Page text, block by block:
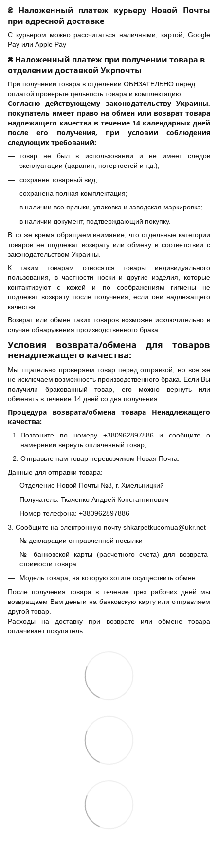
₴ Наложенный платеж курьеру Новой Почты
при адресной доставке
С курьером можно рассчитаться наличными, картой, Google
Pay или Apple Pay
₴ Наложенный платеж при получении товара в
отделении доставкой Укрпочты
При получении товара в отделении ОБЯЗАТЕЛЬНО перед
оплатой проверьте цельность товара и комплектацию
Согласно действующему законодательству Украины,
покупатель имеет право на обмен или возврат товара
надлежащего качества в течение 14 календарных дней
после его получения, при условии соблюдения
следующих требований:
товар не был в использовании и не имеет следов
эксплуатации (царапин, потертостей и т.д.);
сохранен товарный вид;
сохранена полная комплектация;
в наличии все ярлыки, упаковка и заводская маркировка;
в наличии документ, подтверждающий покупку.
В то же время обращаем внимание, что отдельные категории
товаров не подлежат возврату или обмену в соответствии с
законодательством Украины.
К таким товарам относятся товары индивидуального
пользования, в частности носки и другие изделия, которые
контактируют с кожей и по соображениям гигиены не
подлежат возврату после получения, если они надлежащего
качества.
Возврат или обмен таких товаров возможен исключительно в
случае обнаружения производственного брака.
Условия возврата/обмена для товаров
ненадлежащего качества:
Мы тщательно проверяем товар перед отправкой, но все же
не исключаем возможность производственного брака. Если Вы
получили бракованный товар, его можно вернуть или
обменять в течение 14 дней со дня получения.
Процедура возврата/обмена товара Ненадлежащего
качества:
Позвоните по номеру +380962897886 и сообщите о
намерении вернуть оплаченный товар;
Отправьте нам товар перевозчиком Новая Почта.
Данные для отправки товара:
Отделение Новой Почты №8, г. Хмельницкий
Получатель: Ткаченко Андрей Константинович
Номер телефона: +380962897886
3. Сообщите на электронную почту shkarpetkucomua@ukr.net
№ декларации отправленной посылки
№ банковской карты (расчетного счета) для возврата
стоимости товара
Модель товара, на которую хотите осуществить обмен
После получения товара в течение трех рабочих дней мы
возвращаем Вам деньги на банковскую карту или отправляем
другой товар.
Расходы на доставку при возврате или обмене товара
оплачивает покупатель.